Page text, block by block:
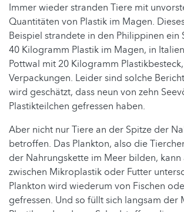
Immer wieder stranden Tiere mit
Quantitäten von Plastik im Magen.
Beispiel strandete in den Philippinen ein
40 Kilogramm Plastik im Magen, in
Pottwal mit 20 Kilogramm
Verpackungen. Leider sind solche
wird geschätzt, dass neun von zehn
Plastikteilchen gefressen haben.
Aber nicht nur Tiere an der Spitze der
betroffen. Das Plankton, also die
der Nahrungskette im Meer bilden, kann
zwischen Mikroplastik oder Futter
Plankton wird wiederum von Fischen
gefressen. Und so füllt sich langsam der